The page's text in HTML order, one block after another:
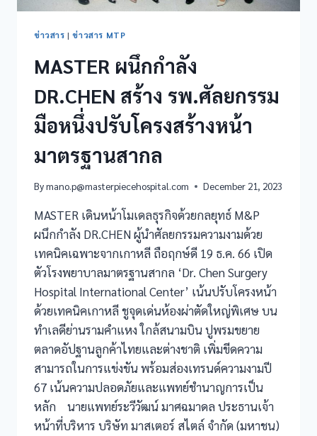
ข่าวสาร |ข่าวสาร MTP
MASTER ผนึกกำลัง
DR.CHEN สร้าง รพ.ศัลยกรรม
มือหนึ่งปรับโครงสร้างหน้า
มาตรฐานสากล
Bymano.p@masterpiecehospital.com December 21, 2023
MASTER เดินหน้าโมเดลธุรกิจด้วยกลยุทธ์ M&P
ผนึกกำลัง DR.CHEN ผู้นำศัลยกรรมความงามด้วย
เทคนิคเฉพาะจากเกาหลี ถือฤกษ์ดี 19 ธ.ค. 66 เปิด
ตัวโรงพยาบาลมาตรฐานสากล ‘Dr. Chen Surgery
Hospital International Center’ เน้นปรับโครงหน้า
ด้วยเทคนิคเกาหลี ชูจุดเด่นห้องผ่าตัดใหญ่พิเศษ บน
ทำเลดีย่านรามคำแหง ใกล้สนามบิน ปูพรมขยาย
ตลาดอัปฐานลูกค้าไทยและต่างชาติ เพิ่มขีดความ
สามารถในการแข่งขัน พร้อมส่องเทรนด์ความงามปี
67 เน้นความปลอดภัยและแพทย์ชำนาญการเป็น
หลัก นายแพทย์ระวีวัฒน์ มาศฉมาดล ประธานเจ้า
หน้าที่บริหาร บริษัท มาสเตอร์ สไตล์ จำกัด (มหาชน)